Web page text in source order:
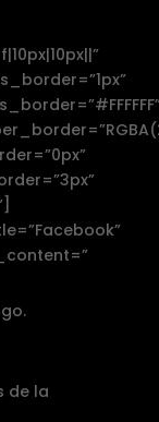
de la